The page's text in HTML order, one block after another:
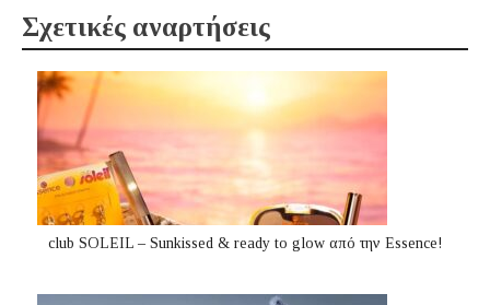
Σχετικές αναρτήσεις
club SOLEIL – Sunkissed & ready to glow από την Essence!